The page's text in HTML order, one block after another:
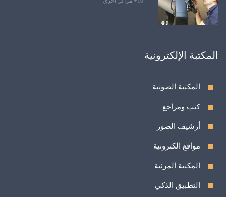
المكتبة الإلكترونية
المكتبة الصوتية
كتب ومراجع
أرشيف الصور
مواقع الكترونية
المكتبة المرئية
التطبيق الذكي